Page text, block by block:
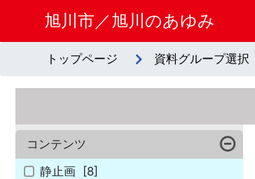
旭川市／旭川のあゆみ
トップページ 資料グループ選択
コンテンツ
静止画 [8]